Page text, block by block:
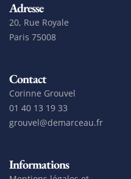
Adresse
20, Rue Royale
Paris 75008
Contact
Corinne Grouvel
01 40 13 19 33
grouvel@demarceau.fr
Informations